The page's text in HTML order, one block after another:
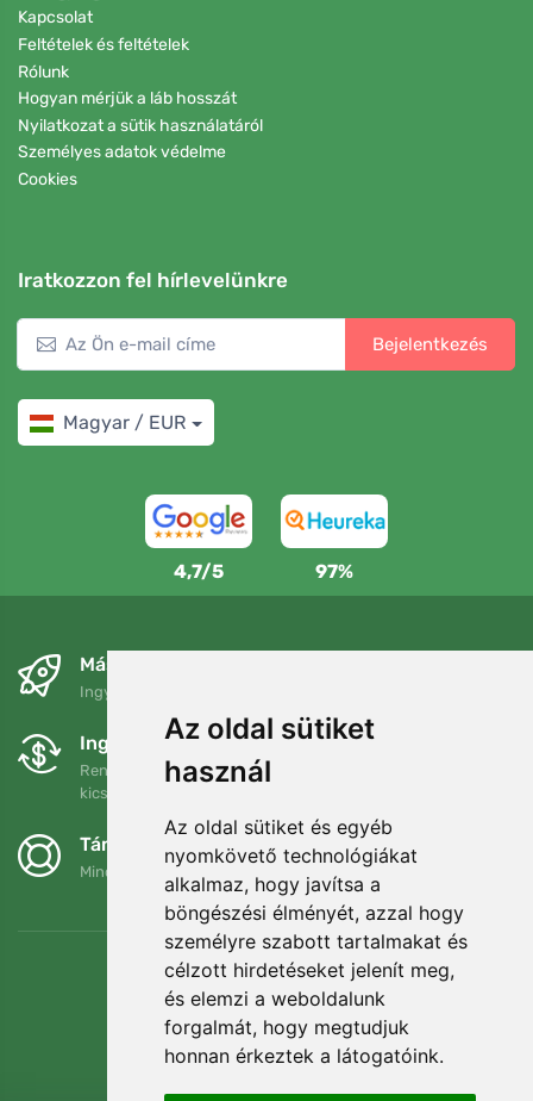
Az oldal sütiket
használ
Az oldal sütiket és egyéb
nyomkövető technológiákat
alkalmaz, hogy javítsa a
böngészési élményét, azzal hogy
személyre szabott tartalmakat és
célzott hirdetéseket jelenít meg,
és elemzi a weboldalunk
forgalmát, hogy megtudjuk
honnan érkeztek a látogatóink.
Kapcsolat
Feltételek és feltételek
Rólunk
Hogyan mérjük a láb hosszát
Nyilatkozat a sütik használatáról
Személyes adatok védelme
Cookies
Iratkozzon fel hírlevelünkre
Bejelentkezés
Magyar / EUR
4,7/5 97%
Másnapra és ingyenesen
Ingyenes szállítás a következő összeg felett: 80 EUR
Ingyenes csere és visszaküldés
Rendelését 90 napon belül bármikor visszaküldheti vagy
kicserélheti.
Támogatjuk a Trees.org-ot
Minden megrendelésért ültetünk egy fát! Bővebben